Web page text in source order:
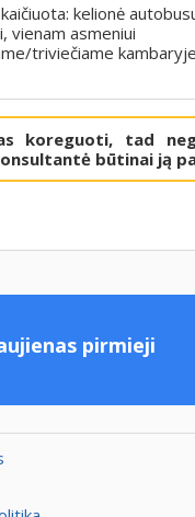
kelionė
vienam asmeniui
triviečiame kambaryje
koreguoti, tad
būtinai ją
pirmieji